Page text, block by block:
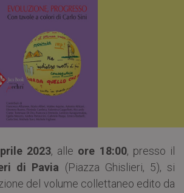
2023, alle ore 18:00, presso il
di Pavia (Piazza Ghislieri, 5), si
del volume collettaneo edito da